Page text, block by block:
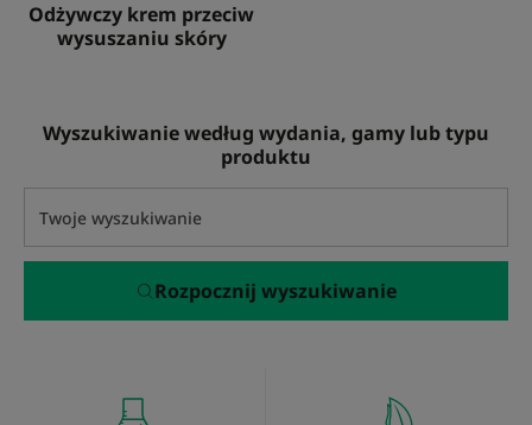
Odżywczy krem przeciw
wysuszaniu skóry
Wyszukiwanie według wydania, gamy lub typu
produktu
Rozpocznij wyszukiwanie